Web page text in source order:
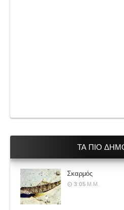
ΤΑ ΠΙΟ
Σκαρμός
3:05 Μ.Μ.